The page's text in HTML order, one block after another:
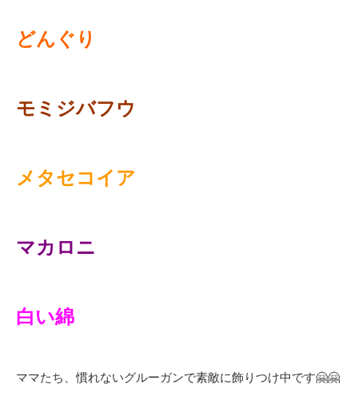
どんぐり
モミジバフウ
メタセコイア
マカロニ
白い綿
ママたち、慣れないグルーガンで素敵に飾りつけ中です🤗🤗